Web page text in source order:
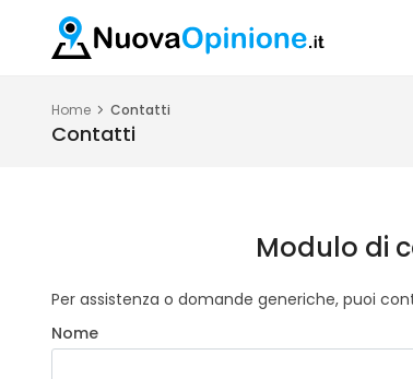
Home Contatti
Contatti
Modulo di
Per assistenza o domande generiche, puoi
Nome